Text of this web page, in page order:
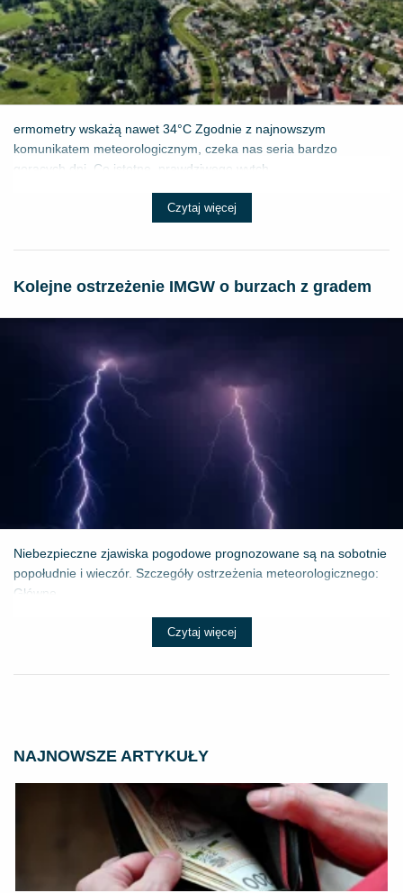
ermometry wskażą nawet 34°C Zgodnie z najnowszym
komunikatem meteorologicznym, czeka nas seria bardzo
gorących dni. Co istotne, prawdziwego wytch...
Czytaj więcej
Kolejne ostrzeżenie IMGW o burzach z gradem
Niebezpieczne zjawiska pogodowe prognozowane są na sobotnie
popołudnie i wieczór. Szczegóły ostrzeżenia meteorologicznego:
Główne ...
Czytaj więcej
NAJNOWSZE ARTYKUŁY